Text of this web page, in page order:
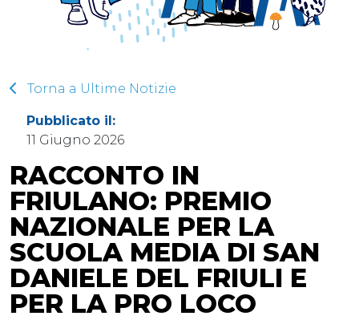
Torna a Ultime Notizie
Pubblicato il:
11 Giugno 2026
RACCONTO IN
FRIULANO: PREMIO
NAZIONALE PER LA
SCUOLA MEDIA DI SAN
DANIELE DEL FRIULI E
PER LA PRO LOCO